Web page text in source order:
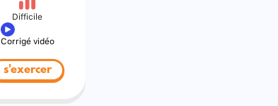
Difficile
Corrigé vidéo
s'exercer